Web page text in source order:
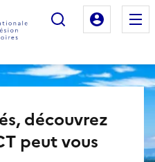
de la cohésion des
Rechercher
Mon
découvrez
peut vous